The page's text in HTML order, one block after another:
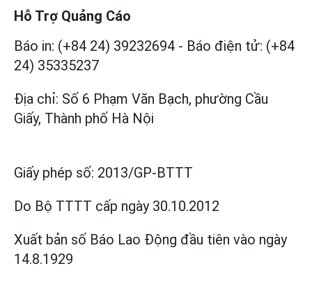
Hỗ Trợ Quảng Cáo
Báo in: (+84 24) 39232694 - Báo điện tử: (+84
24) 35335237
Địa chỉ: Số 6 Phạm Văn Bạch, phường Cầu
Giấy, Thành phố Hà Nội
Giấy phép số: 2013/GP-BTTT
Do Bộ TTTT cấp ngày 30.10.2012
Xuất bản số Báo Lao Động đầu tiên vào ngày
14.8.1929